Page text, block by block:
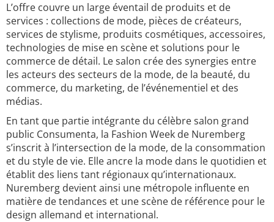
L’offre couvre un large éventail de produits et de
services : collections de mode, pièces de créateurs,
services de stylisme, produits cosmétiques, accessoires,
technologies de mise en scène et solutions pour le
commerce de détail. Le salon crée des synergies entre
les acteurs des secteurs de la mode, de la beauté, du
commerce, du marketing, de l’événementiel et des
médias.
En tant que partie intégrante du célèbre salon grand
public Consumenta, la Fashion Week de Nuremberg
s’inscrit à l’intersection de la mode, de la consommation
et du style de vie. Elle ancre la mode dans le quotidien et
établit des liens tant régionaux qu’internationaux.
Nuremberg devient ainsi une métropole influente en
matière de tendances et une scène de référence pour le
design allemand et international.